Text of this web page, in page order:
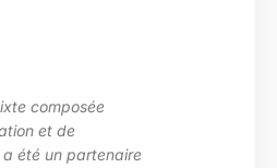
composée
et de
un partenaire